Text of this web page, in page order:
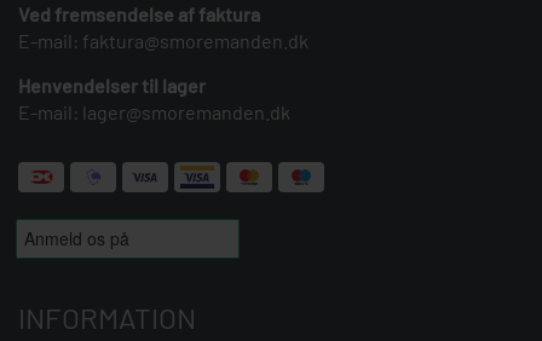
Ved fremsendelse af faktura
E-mail: faktura@smoremanden.dk
Henvendelser til lager
E-mail: lager@smoremanden.dk
INFORMATION